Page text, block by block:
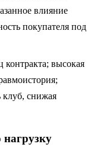
влияние
покупателя под
высокая
клуб, снижая